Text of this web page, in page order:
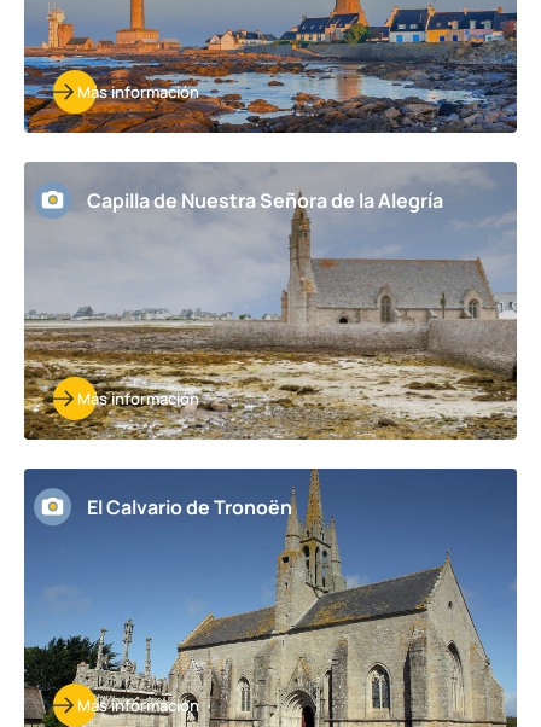
Más información
Capilla de Nuestra Señora de la Alegría
Más información
El Calvario de Tronoën
Más información